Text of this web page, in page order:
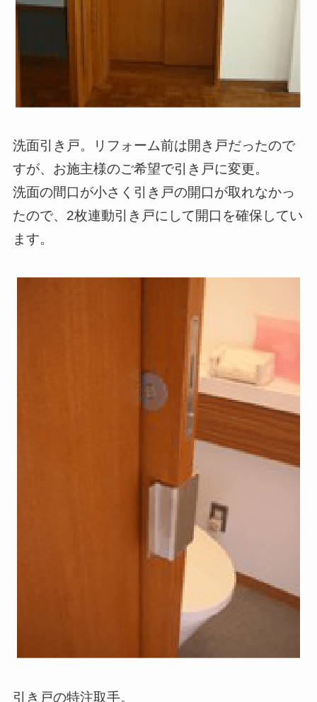
洗面引き戸。リフォーム前は開き戸だったので
すが、お施主様のご希望で引き戸に変更。
洗面の間口が小さく引き戸の開口が取れなかっ
たので、2枚連動引き戸にして開口を確保してい
ます。
引き戸の特注取手。